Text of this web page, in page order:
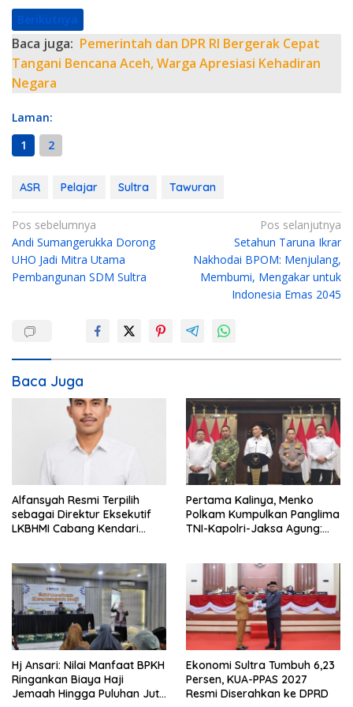
Berikutnya
Baca juga: Pemerintah dan DPR RI Bergerak Cepat
Tangani Bencana Aceh, Warga Apresiasi Kehadiran
Negara
Laman:
1
2
ASR Pelajar Sultra Tawuran
N
a
v
s
i
p
Pos sebelumnya
Andi Sumangerukka Dorong
UHO Jadi Mitra Utama
Pembangunan SDM Sultra
Pos selanjutnya
Setahun Taruna Ikrar
Nakhodai BPOM: Menjulang,
Membumi, Mengakar untuk
Indonesia Emas 2045
Baca Juga
Alfansyah Resmi Terpilih
sebagai Direktur Eksekutif
LKBHMI Cabang Kendari
Pertama Kalinya, Menko
Polkam Kumpulkan Panglima
TNI-Kapolri-Jaksa Agung:
Hj Ansari: Nilai Manfaat BPKH
Ringankan Biaya Haji
Jemaah Hingga Puluhan Juta
Ekonomi Sultra Tumbuh 6,23
Persen, KUA-PPAS 2027
Resmi Diserahkan ke DPRD